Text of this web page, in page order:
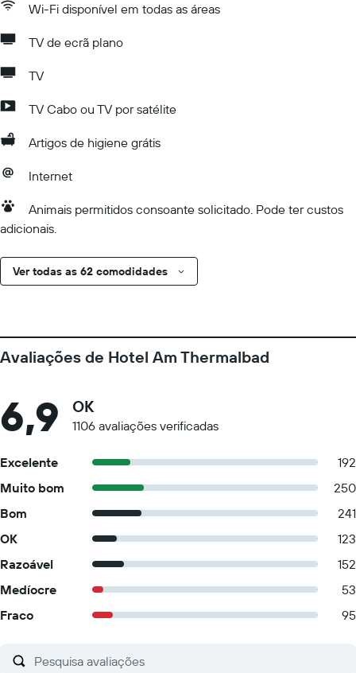
Wi-Fi disponível em todas as áreas
TV de ecrã plano
TV
TV Cabo ou TV por satélite
Artigos de higiene grátis
Internet
Animais permitidos consoante solicitado. Pode ter custos
adicionais.
Ver todas as 62 comodidades
Avaliações de Hotel Am Thermalbad
6,9 OK
1106 avaliações verificadas
Excelente
192
Muito bom
250
Bom
241
OK
123
Razoável
152
Medíocre
53
Fraco
95